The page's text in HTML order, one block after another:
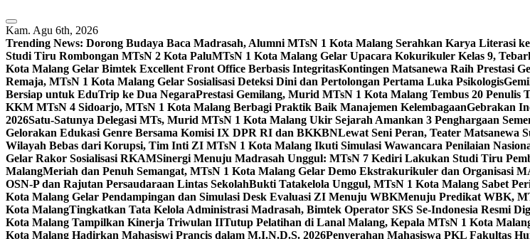
Kam. Agu 6th, 2026
Trending News: Dorong Budaya Baca Madrasah, Alumni MTsN 1 Kota Malang Serahkan Karya Literasi
Studi Tiru Rombongan MTsN 2 Kota PaluMTsN 1 Kota Malang Gelar Upacara Kokurikuler Kelas 9,
Kota Malang Gelar Bimtek Excellent Front Office Berbasis IntegritasKontingen Matsanewa Raih Prestasi
Remaja, MTsN 1 Kota Malang Gelar Sosialisasi Deteksi Dini dan Pertolongan Pertama Luka Psikologis
Bersiap untuk EduTrip ke Dua NegaraPrestasi Gemilang, Murid MTsN 1 Kota Malang Tembus 20
KKM MTsN 4 Sidoarjo, MTsN 1 Kota Malang Berbagi Praktik Baik Manajemen KelembagaanGebrakan
2026Satu-Satunya Delegasi MTs, Murid MTsN 1 Kota Malang Ukir Sejarah Amankan 3 Penghargaan
Gelorakan Edukasi Genre Bersama Komisi IX DPR RI dan BKKBNLewat Seni Peran, Teater Matsanewa
Wilayah Bebas dari Korupsi, Tim Inti ZI MTsN 1 Kota Malang Ikuti Simulasi Wawancara Penilaian
Gelar Rakor Sosialisasi RKAMSinergi Menuju Madrasah Unggul: MTsN 7 Kediri Lakukan Studi Tiru
MalangMeriah dan Penuh Semangat, MTsN 1 Kota Malang Gelar Demo Ekstrakurikuler dan Organisasi
OSN-P dan Rajutan Persaudaraan Lintas SekolahBukti Tatakelola Unggul, MTsN 1 Kota Malang Sabet
Kota Malang Gelar Pendampingan dan Simulasi Desk Evaluasi ZI Menuju WBKMenuju Predikat WBK,
Kota MalangTingkatkan Tata Kelola Administrasi Madrasah, Bimtek Operator SKS Se-Indonesia Resmi
Kota Malang Tampilkan Kinerja Triwulan IITutup Pelatihan di Lanal Malang, Kepala MTsN 1 Kota
Kota Malang Hadirkan Mahasiswi Prancis dalam M.I.N.D.S. 2026Penyerahan Mahasiswa PKL Fakultas